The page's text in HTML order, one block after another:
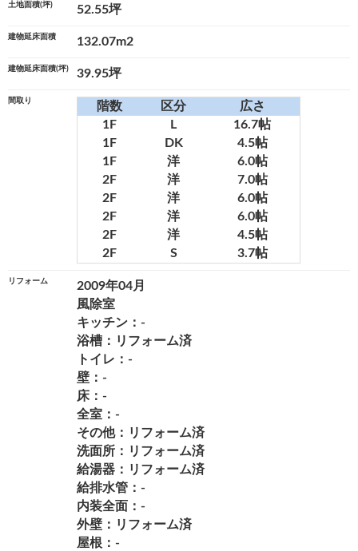
土地面積(坪) 52.55坪
建物延床面積 132.07m2
建物延床面積(坪) 39.95坪
間取り 階数 区分
広さ
1F
L
16.7帖
1F
DK
4.5帖
1F
洋
6.0帖
2F
洋
7.0帖
2F
洋
6.0帖
2F
洋
6.0帖
2F
洋
4.5帖
2F
S 3.7帖
リフォーム
2009年04月
風除室
キッチン：-
浴槽：リフォーム済
トイレ：-
壁：-
床：-
全室：-
その他：リフォーム済
洗面所：リフォーム済
給湯器：リフォーム済
給排水管：-
内装全面：-
外壁：リフォーム済
屋根：-